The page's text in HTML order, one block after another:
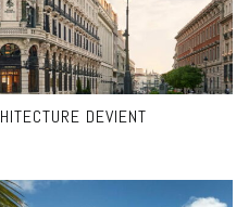
DEVIENT